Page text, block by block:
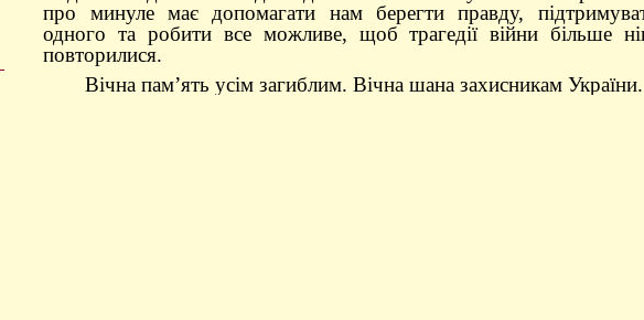
про минуле має допомагати нам берегти правду,
одного та робити все можливе, щоб трагедії війни більше
повторилися.
Вічна пам’ять усім загиблим. Вічна шана захисникам України.